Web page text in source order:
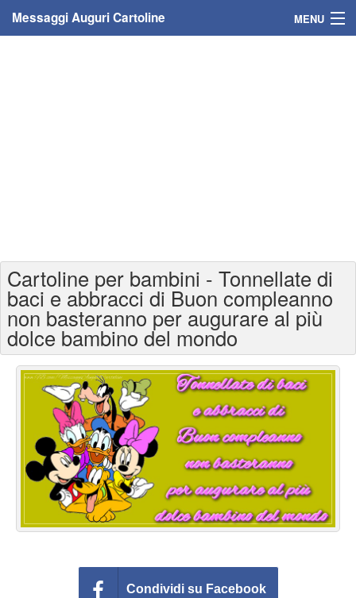
Messaggi Auguri Cartoline MENU
Cartoline auguri anni
Cartoline giorni anno
Cartoline giorni settimana
Cartoline musicali
Cartoline animate
Cartoline per bambini - Tonnellate di
baci e abbracci di Buon compleanno
non basteranno per augurare al più
dolce bambino del mondo
Condividi su Facebook